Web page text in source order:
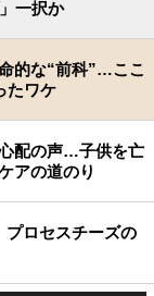
一択か
的な“前科”…ここ
たワケ
配の声…子供を亡
アの道のり
プロセスチーズの